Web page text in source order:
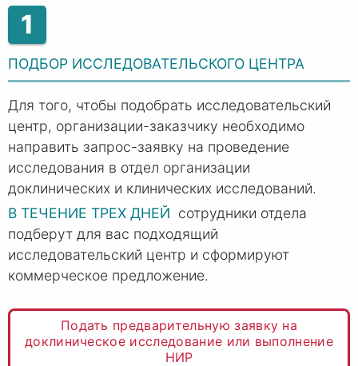
1
ПОДБОР ИССЛЕДОВАТЕЛЬСКОГО ЦЕНТРА
Для того, чтобы подобрать исследовательский
центр, организации-заказчику необходимо
направить запрос-заявку на проведение
исследования в отдел организации
доклинических и клинических исследований.
В ТЕЧЕНИЕ ТРЕХ ДНЕЙ сотрудники отдела
подберут для вас подходящий
исследовательский центр и сформируют
коммерческое предложение.
Подать предварительную заявку на
доклиническое исследование или выполнение
НИР